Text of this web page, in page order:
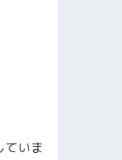
ていま